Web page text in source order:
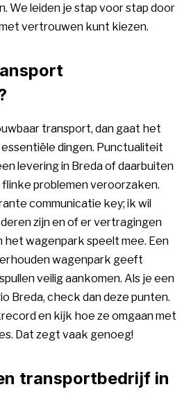
We leiden je stap voor stap door
vertrouwen kunt kiezen.
transport, dan gaat het
dingen. Punctualiteit
levering in Breda of daarbuiten
problemen veroorzaken.
communicatie key; ik wil
zijn en of er vertragingen
het wagenpark speelt mee. Een
wagenpark geeft
veilig aankomen. Als je een
Breda, check dan deze punten.
en kijk hoe ze omgaan met
Dat zegt vaak genoeg!
transportbedrijf in